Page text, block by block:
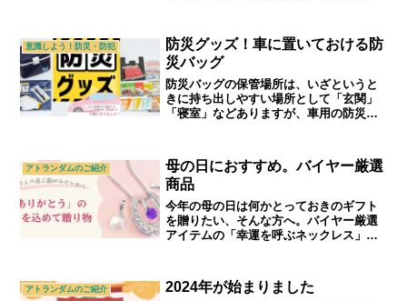
アファッション通販ショップ「アトラン
ダム」
意識しよう！防災・防犯
防災グッズ！車に置いておける防
災バッグ
防災バッグの保管場所は、いざというと
きに持ち出しやすい場所として「玄関」
「寝室」などありますが、車用の防災バ
シニアライフ＆シニアファッション通販
ショップ「アトランダム」
アトランダムのご紹介
母の日におすすめ。バイヤー厳選
商品
今年の母の日は何かとっておきのギフト
を贈りたい、そんな方へ。バイヤー厳選
アイテムの「幸運を呼ぶネックレス」を
ニアファッション通販ショップ「アトラ
ンダム」
アトランダムのご紹介 2024年が始まりました